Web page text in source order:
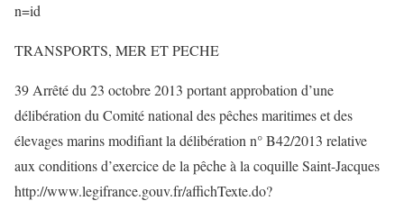
n=id
TRANSPORTS, MER ET PECHE
39 Arrêté du 23 octobre 2013 portant approbation d’une
délibération du Comité national des pêches maritimes et des
élevages marins modifiant la délibération n° B42/2013 relative
aux conditions d’exercice de la pêche à la coquille Saint-Jacques
http://www.legifrance.gouv.fr/affichTexte.do?